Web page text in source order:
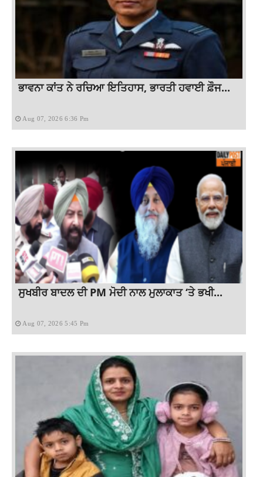
ਭਾਵਨਾ ਕਾਂਤ ਨੇ ਰਚਿਆ ਇਤਿਹਾਸ, ਭਾਰਤੀ ਹਵਾਈ ਫ਼ੌਜ...
Aug 07, 2026 6:36 Pm
ਸੁਖਬੀਰ ਬਾਦਲ ਦੀ PM ਮੋਦੀ ਨਾਲ ਮੁਲਾਕਾਤ ‘ਤੇ ਭਖੀ...
Aug 07, 2026 5:45 Pm